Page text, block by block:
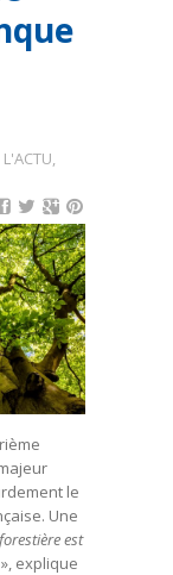
,
le
Une
est
», explique